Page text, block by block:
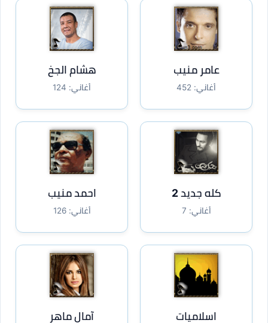
عامر منيب
أغاني: 452
هشام الجخ
أغاني: 124
كله جديد 2
أغاني: 7
احمد منيب
أغاني: 126
اسلاميات آمال ماهر